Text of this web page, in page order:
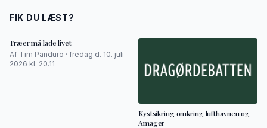
FIK DU LÆST?
Træer må lade livet
Af Tim Panduro · fredag d. 10. juli
2026 kl. 20.11
Kystsikring omkring lufthavnen og
Amager